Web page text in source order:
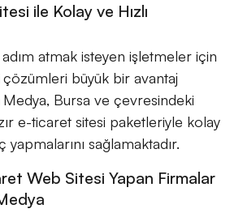
ile Kolay ve Hızlı
atmak isteyen işletmeler için
çözümleri büyük bir avantaj
Medya, Bursa ve çevresindeki
e-ticaret sitesi paketleriyle kolay
yapmalarını sağlamaktadır.
Web Sitesi Yapan Firmalar